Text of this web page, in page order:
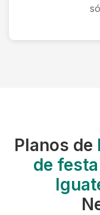
Planos de
de